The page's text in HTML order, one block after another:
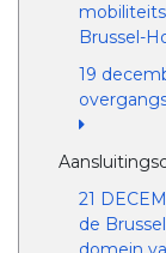
Brussel-
19
21
de